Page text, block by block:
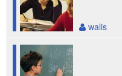
walis